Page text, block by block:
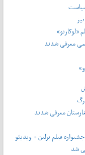
معرفی شدند
معرفی شدند
فیلم برلین + ویدیئو
شد